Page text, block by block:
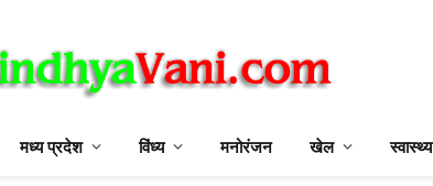
मध्य प्रदेश विंध्य मनोरंजन खेल स्वास्थ्य